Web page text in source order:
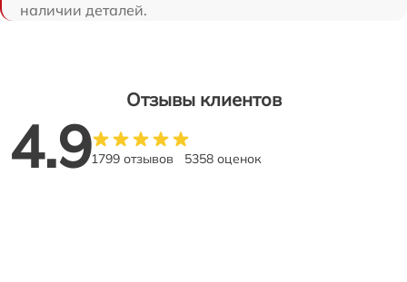
наличии деталей.
Отзывы клиентов
4.91799 отзывов 5358 оценок